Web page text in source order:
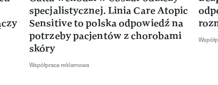
specjalistycznej. Linia Care Atopic
Sensitive to polska odpowiedź na
potrzeby pacjentów z chorobami
skóry
Współpraca reklamowa